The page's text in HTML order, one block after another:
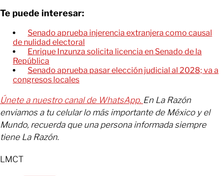
Te puede interesar:
Senado aprueba injerencia extranjera como causal
de nulidad electoral
Enrique Inzunza solicita licencia en Senado de la
República
Senado aprueba pasar elección judicial al 2028; va a
congresos locales
Únete a nuestro canal de WhatsApp. En La Razón
enviamos a tu celular lo más importante de México y el
Mundo, recuerda que una persona informada siempre
tiene La Razón.
LMCT